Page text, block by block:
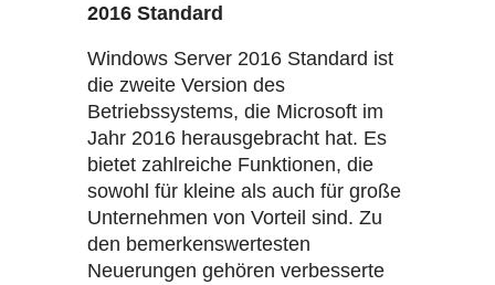
2016 Standard
Windows Server 2016 Standard ist
die zweite Version des
Betriebssystems, die Microsoft im
Jahr 2016 herausgebracht hat. Es
bietet zahlreiche Funktionen, die
sowohl für kleine als auch für große
Unternehmen von Vorteil sind. Zu
den bemerkenswertesten
Neuerungen gehören verbesserte